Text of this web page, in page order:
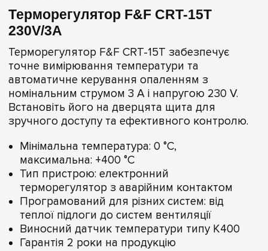
Терморегулятор F&F CRT-15T
230V/3A
Терморегулятор F&F CRT-15T забезпечує
точне вимірювання температури та
автоматичне керування опаленням з
номінальним струмом 3 А і напругою 230 V.
Встановіть його на дверцята щита для
зручного доступу та ефективного контролю.
Мінімальна температура: 0 °C,
максимальна: +400 °C
Тип пристрою: електронний
терморегулятор з аварійним контактом
Програмований для різних систем: від
теплої підлоги до систем вентиляції
Виносний датчик температури типу К400
Гарантія 2 роки на продукцію